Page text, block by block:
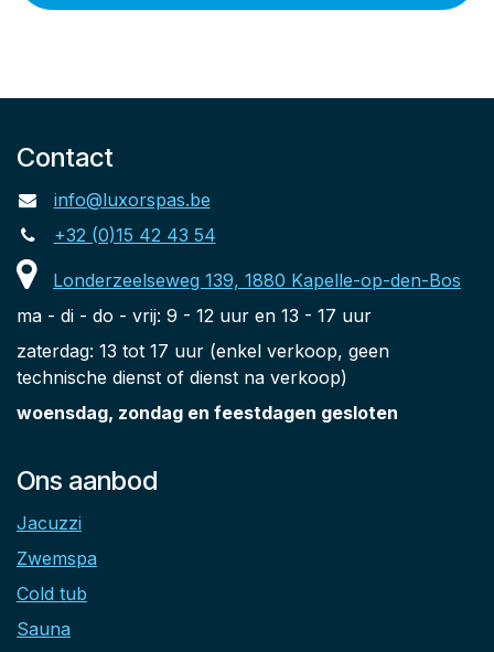
Contact
info@luxorspas.be
+32 (0)15 42 43 54
Londerzeelseweg 139, 1880 Kapelle-op-den-Bos
ma - di - do - vrij: 9 - 12 uur en 13 - 17 uur
zaterdag: 13 tot 17 uur (enkel verkoop, geen
technische dienst of dienst na verkoop)
woensdag, zondag en feestdagen gesloten
Ons aanbod
Jacuzzi
Zwemspa
Cold tub
Sauna